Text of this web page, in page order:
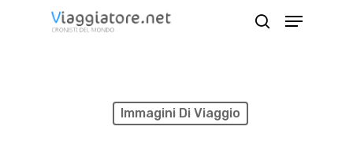
Menu
Immagini Di Viaggio